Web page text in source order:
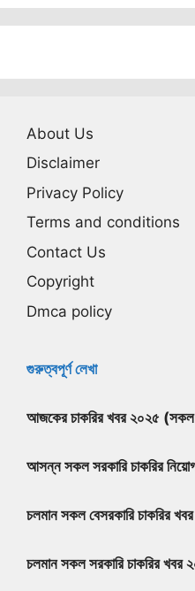
About Us
Disclaimer
Privacy Policy
Terms and conditions
Contact Us
Copyright
Dmca policy
গুরুত্বপূর্ণ লেখা
আজকের চাকরির খবর ২০২৫ (সকল
আসন্ন সকল সরকারি চাকরির
চলমান সকল বেসরকারি চাকরির
চলমান সকল সরকারি চাকরির খবর